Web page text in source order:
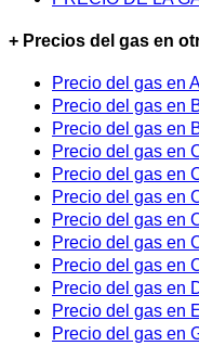
+ Precios del gas en
Precio del gas en
Precio del gas en
Precio del gas en
Precio del gas en
Precio del gas en
Precio del gas en
Precio del gas en
Precio del gas en
Precio del gas en
Precio del gas en
Precio del gas en
Precio del gas en